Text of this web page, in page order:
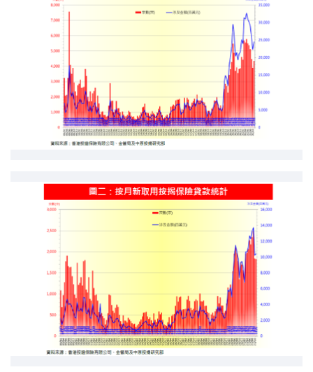
按揭工具
按揭计算
转按计算
供款年期计算
印花税计算
免费物业估价
按揭全面睇
新闻/研究